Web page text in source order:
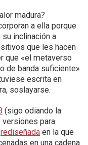
madura?
a ella porque
su inclinación a
que les hacen
que «el metaverso
de banda suficiente»
escrita en
soslayarse.
(sigo odiando la
para
rediseñada en la que
en una cadena